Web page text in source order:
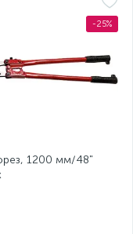
-25%
1200 мм/48"